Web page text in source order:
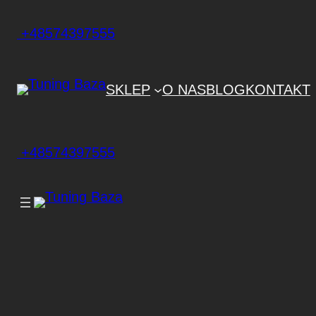
+48574397555
SKLEP O NASBLOGKONTAKT
+48574397555